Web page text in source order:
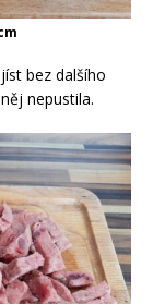
bez dalšího
nepustila.